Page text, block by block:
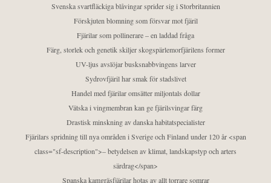
Svenska svartfläckiga blåvingar sprider sig i Storbritannien
Förskjuten blomning som försvar mot fjäril
Fjärilar som pollinerare – en laddad fråga
Färg, storlek och genetik skiljer skogspärlemorfjärilens former
UV-ljus avslöjar busksnabbvingens larver
Sydrovfjäril har smak för stadslivet
Handel med fjärilar omsätter miljontals dollar
Vätska i vingmembran kan ge fjärilsvingar färg
Drastisk minskning av danska habitatspecialister
Fjärilars spridning till nya områden i Sverige och Finland under 120 år <span
class="sf-description">– betydelsen av klimat, landskapstyp och arters
särdrag</span>
Spanska kamgräsfjärilar hotas av allt torrare somrar